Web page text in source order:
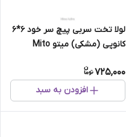
لولا تخت سربی پیچ سر خود ۶*۶
کانوپی (مشکی) میتو Mito
725,000
افزودن به سبد